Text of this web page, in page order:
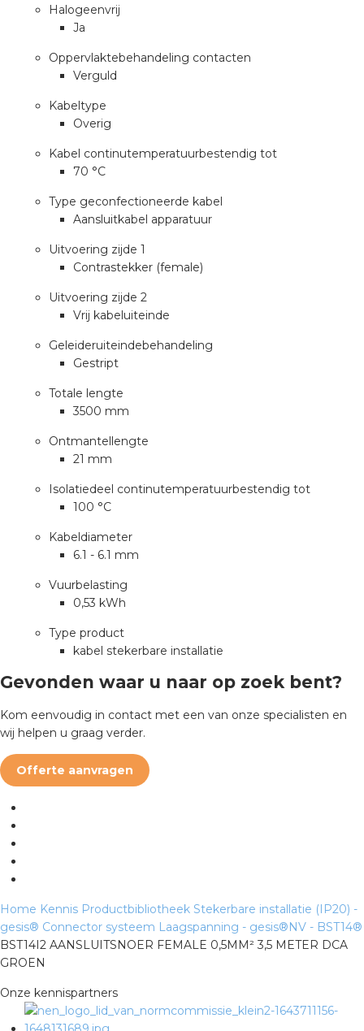
Halogeenvrij
Ja
Oppervlaktebehandeling contacten
Verguld
Kabeltype
Overig
Kabel continutemperatuurbestendig tot
70 °C
Type geconfectioneerde kabel
Aansluitkabel apparatuur
Uitvoering zijde 1
Contrastekker (female)
Uitvoering zijde 2
Vrij kabeluiteinde
Geleideruiteindebehandeling
Gestript
Totale lengte
3500 mm
Ontmantellengte
21 mm
Isolatiedeel continutemperatuurbestendig tot
100 °C
Kabeldiameter
6.1 - 6.1 mm
Vuurbelasting
0,53 kWh
Type product
kabel stekerbare installatie
Gevonden waar u naar op zoek bent?
Kom eenvoudig in contact met een van onze specialisten en
wij helpen u graag verder.
Offerte aanvragen
Home Kennis Productbibliotheek Stekerbare installatie (IP20) -
gesis® Connector systeem Laagspanning - gesis®NV - BST14®
BST14I2 AANSLUITSNOER FEMALE 0,5MM² 3,5 METER DCA
GROEN
Onze kennispartners
RST®
groothandels